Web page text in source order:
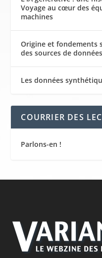
Voyage au cœur des
machines
Origine et fondements
des sources de données
Les données
COURRIER DES
Parlons-en !